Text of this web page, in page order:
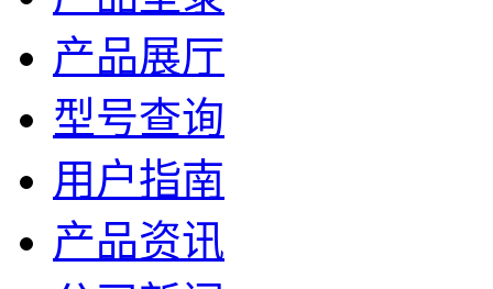
产品展厅
型号查询
用户指南
产品资讯